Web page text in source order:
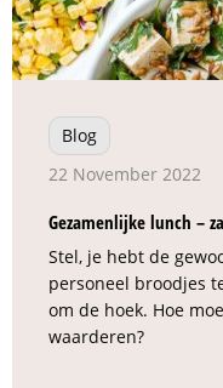
Blog
22 November 2022
Gezamenlijke lunch –
Stel, je hebt de
personeel broodjes
om de hoek. Hoe
waarderen?